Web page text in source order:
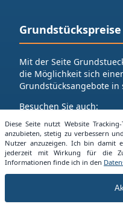
Mit der Seite
die Möglichkeit sich
Grundstücksangebote in
Besuchen Sie auch:
Unsere
Diese Seite nutzt Website
anzubieten, stetig zu verbessern
Nutzer anzuzeigen. Ich bin damit
jederzeit mit Wirkung für die
Informationen finde ich in den